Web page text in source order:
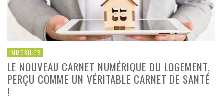
IMMOBILIER
LE NOUVEAU CARNET NUMÉRIQUE DU LOGEMENT,
PERÇU COMME UN VÉRITABLE CARNET DE SANTÉ
!